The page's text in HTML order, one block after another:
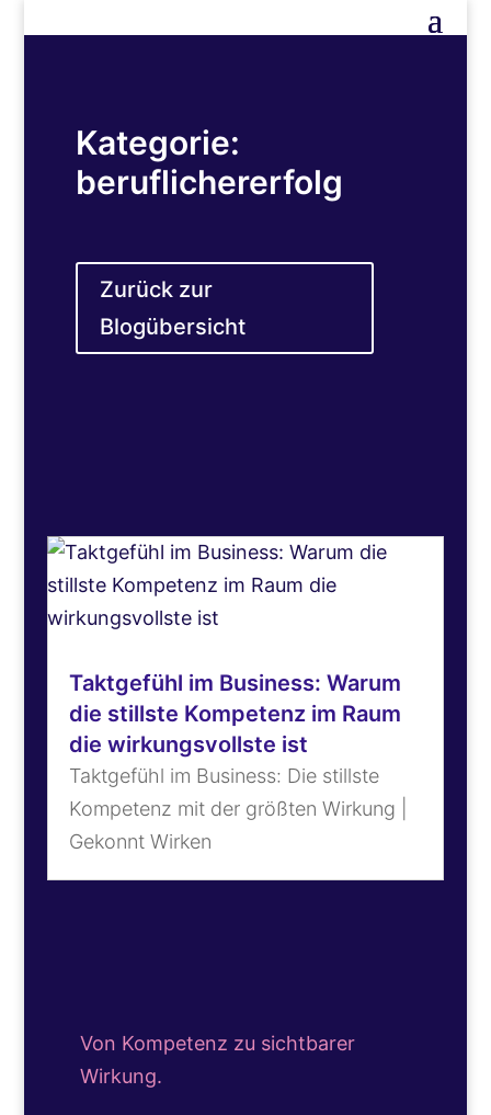
Kategorie:
beruflichererfolg
Zurück zur
Blogübersicht
Taktgefühl im Business: Warum
die stillste Kompetenz im Raum
die wirkungsvollste ist
Taktgefühl im Business: Die stillste
Kompetenz mit der größten Wirkung |
Gekonnt Wirken
Von Kompetenz zu sichtbarer
Wirkung.